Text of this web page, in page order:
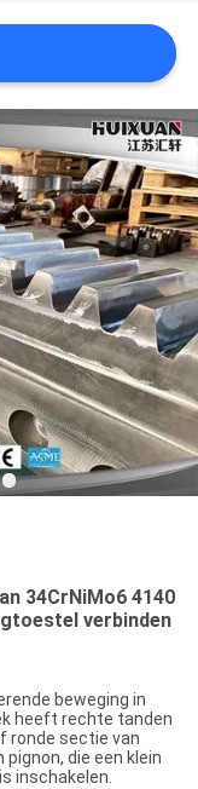
34CrNiMo6 4140
verbinden
beweging in
heeft rechte tanden
ronde sectie van
die een klein
inschakelen.